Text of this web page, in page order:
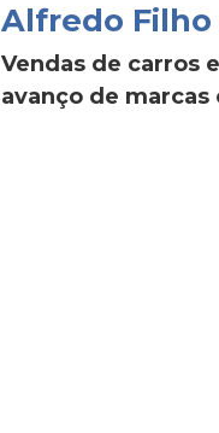
Alfredo Filho
Vendas de carros
avanço de marcas